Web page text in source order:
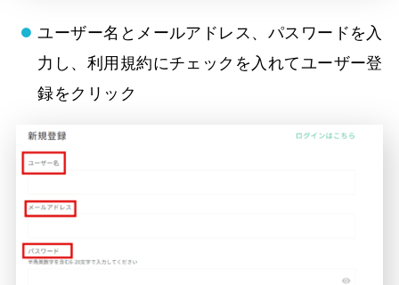
ユーザー名とメールアドレス、パスワードを入
力し、利用規約にチェックを入れてユーザー登
録をクリック